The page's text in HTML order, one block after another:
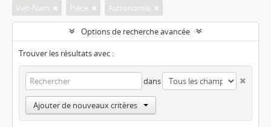
Viet-Nam Pièce Astronomie
Options de recherche avancée
Trouver les résultats avec :
dans
Ajouter de nouveaux critères